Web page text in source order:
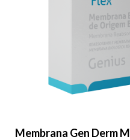
Membrana Gen Derm